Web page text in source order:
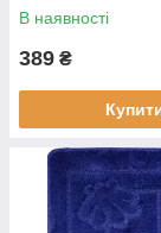
В наявності
389 ₴